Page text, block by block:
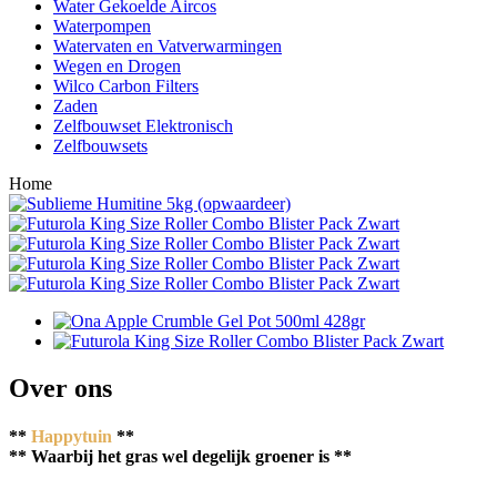
Water Gekoelde Aircos
Waterpompen
Watervaten en Vatverwarmingen
Wegen en Drogen
Wilco Carbon Filters
Zaden
Zelfbouwset Elektronisch
Zelfbouwsets
Home
Over ons
** Happytuin **
** Waarbij het gras wel degelijk groener is **